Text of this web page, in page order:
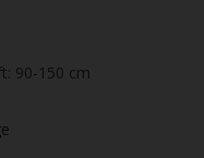
90-150 cm